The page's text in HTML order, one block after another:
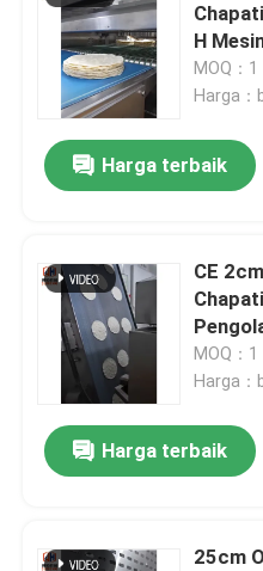
H
MOQ：
Harga
Harga terbaik
CE
MOQ：
Harga
Harga terbaik
25cm